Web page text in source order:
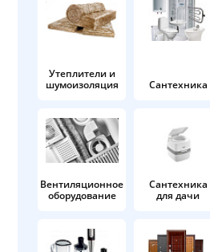
Утеплители и
шумоизоляция
Сантехника
Вентиляционное
оборудование
Сантехника
для дачи